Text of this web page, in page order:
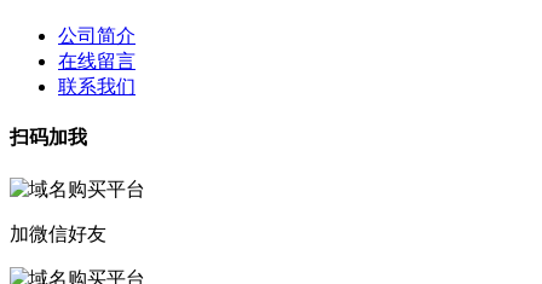
公司简介
在线留言
联系我们
扫码加我
加微信好友